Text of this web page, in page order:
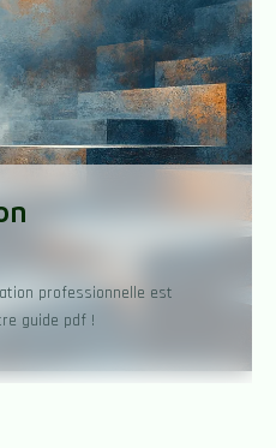
professionnelle est
guide pdf !